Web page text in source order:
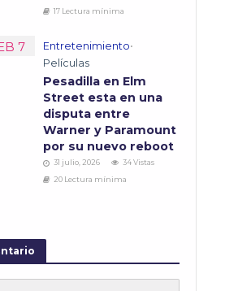
17 Lectura mínima
Entretenimiento•
Películas
Pesadilla en Elm
Street esta en una
disputa entre
Warner y Paramount
por su nuevo reboot
31 julio, 2026
34 Vistas
20 Lectura mínima